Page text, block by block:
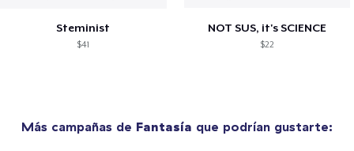
Steminist
$41
NOT SUS, it's SCIENCE
$22
Más campañas de Fantasía que podrían gustarte: